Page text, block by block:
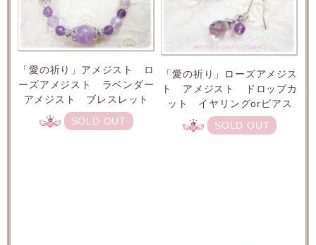
「愛の祈り」アメジスト ロ
ーズアメジスト ラベンダー
アメジスト ブレスレット
SOLD OUT
「愛の祈り」ローズアメジス
ト アメジスト ドロップカ
ット イヤリングorピアス
SOLD OUT